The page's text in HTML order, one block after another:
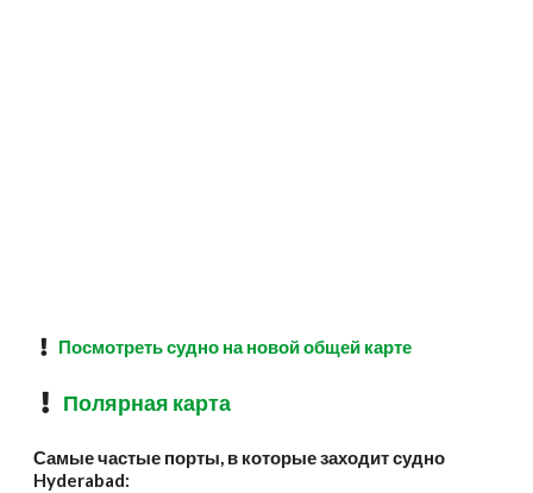
Посмотреть судно на новой общей карте
Полярная карта
Самые частые порты, в которые заходит судно
Hyderabad: